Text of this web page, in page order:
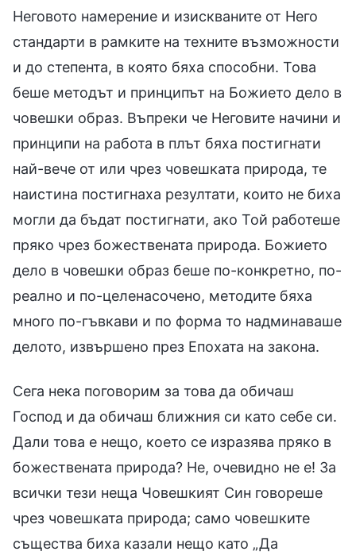
Неговото намерение и изискваните от Него
стандарти в рамките на техните възможности
и до степента, в която бяха способни. Това
беше методът и принципът на Божието дело в
човешки образ. Въпреки че Неговите начини и
принципи на работа в плът бяха постигнати
най-вече от или чрез човешката природа, те
наистина постигнаха резултати, които не биха
могли да бъдат постигнати, ако Той работеше
пряко чрез божествената природа. Божието
дело в човешки образ беше по-конкретно, по-
реално и по-целенасочено, методите бяха
много по-гъвкави и по форма то надминаваше
делото, извършено през Епохата на закона.
Сега нека поговорим за това да обичаш
Господ и да обичаш ближния си като себе си.
Дали това е нещо, което се изразява пряко в
божествената природа? Не, очевидно не е! За
всички тези неща Човешкият Син говореше
чрез човешката природа; само човешките
същества биха казали нещо като „Да